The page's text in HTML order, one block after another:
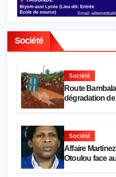
Société
Société
Route
dégradation de
Société
Affaire
Otoulou face